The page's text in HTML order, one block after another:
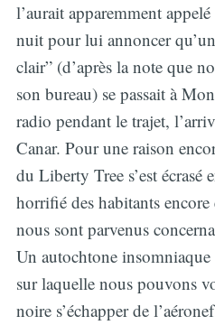
l’aurait apparemment
nuit pour lui annoncer
clair” (d’après la note que
son bureau) se passait à
radio pendant le trajet,
Canar. Pour une raison
du Liberty Tree s’est
horrifié des habitants
nous sont parvenus
Un autochtone
sur laquelle nous pouvons
noire s’échapper de